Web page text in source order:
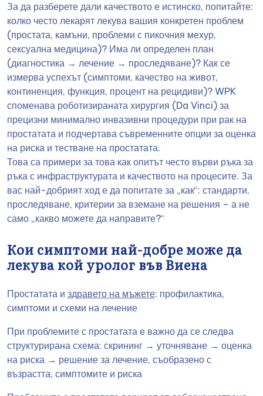
За да разберете дали качеството е истинско, попитайте:
колко често лекарят лекува вашия конкретен проблем
(простата, камъни, проблеми с пикочния мехур,
сексуална медицина)? Има ли определен план
(диагностика → лечение → проследяване)? Как се
измерва успехът (симптоми, качество на живот,
континенция, функция, процент на рецидиви)? WPK
споменава роботизираната хирургия (Da Vinci) за
прецизни минимално инвазивни процедури при рак на
простатата и подчертава съвременните опции за оценка
на риска и тестване на простатата.
Това са примери за това как опитът често върви ръка за
ръка с инфраструктурата и качеството на процесите. За
вас най-добрият ход е да попитате за „как“: стандарти,
проследяване, критерии за вземане на решения – а не
само „какво можете да направите?“
Кои симптоми най-добре може да
лекува кой уролог във Виена
Простатата и здравето на мъжете: профилактика,
симптоми и схеми на лечение
При проблемите с простатата е важно да се следва
структурирана схема: скрининг → уточняване → оценка
на риска → решение за лечение, съобразено с
възрастта, симптомите и риска